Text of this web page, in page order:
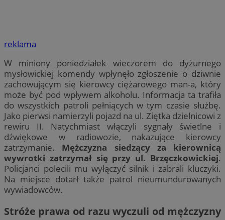
reklama
W miniony poniedziałek wieczorem do dyżurnego
mysłowickiej komendy wpłynęło zgłoszenie o dziwnie
zachowującym się kierowcy ciężarowego man-a, który
może być pod wpływem alkoholu. Informacja ta trafiła
do wszystkich patroli pełniących w tym czasie służbę.
Jako pierwsi namierzyli pojazd na ul. Ziętka dzielnicowi z
rewiru II. Natychmiast włączyli sygnały świetlne i
dźwiękowe w radiowozie, nakazujące kierowcy
zatrzymanie. Mężczyzna siedzący za kierownicą
wywrotki zatrzymał się przy ul. Brzęczkowickiej.
Policjanci polecili mu wyłączyć silnik i zabrali kluczyki.
Na miejsce dotarł także patrol nieumundurowanych
wywiadowców.
Stróże prawa od razu wyczuli od mężczyzny